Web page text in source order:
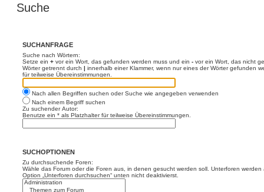
Suche
SUCHANFRAGE
Suche nach Wörtern:
Setze ein + vor ein Wort, das gefunden werden muss und ein - vor ein Wort, das nicht
Wörter getrennt durch | innerhalb einer Klammer, wenn nur eines der Wörter gefunden
für teilweise Übereinstimmungen.
Nach allen Begriffen suchen oder Suche wie angegeben verwenden
Nach einem Begriff suchen
Zu suchender Autor:
Benutze ein * als Platzhalter für teilweise Übereinstimmungen.
SUCHOPTIONEN
Zu durchsuchende Foren:
Wähle das Forum oder die Foren aus, in denen gesucht werden soll. Unterforen
Option „Unterforen durchsuchen“ unten nicht deaktivierst.